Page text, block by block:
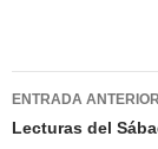
de
ENTRADA ANTERIOR
Lecturas del